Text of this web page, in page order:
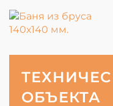
ОБЪЕКТА